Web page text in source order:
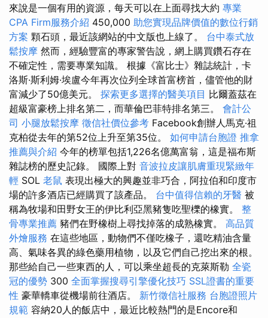
來說是一個有用的資源，每天可以在上面尋找大約 專業
CPA Firm服務介紹 450,000 助您實現品牌價值的數位行銷
方案 顆石頭，最近該網站的中文版也上線了。 台中泰式放
鬆按摩 然而，經驗豐富的專家警告說，網上購買鑽石存在
不確定性，需要專業知識。 根據《富比士》雜誌統計，卡
洛斯·斯利姆·埃盧今年再次位列全球首富榜首，儘管他的財
富減少了50億美元。 探索更多選擇的醫美項目 比爾蓋茲在
超級富豪榜上排名第二，而華倫巴菲特排名第三。 會計公
司 小腿放鬆按摩 徵信社價位參考 Facebook創辦人馬克·祖
克柏從去年的第52位上升至第35位。 如何申請台胞證 推拿
推薦與介紹 今年的榜單包括1,226名億萬富翁，這是福布斯
雜誌榜的歷史記錄。 國際上對 音波拉皮讓肌膚重現緊緻年
輕 SOL 老鼠 表現出極大的興趣並非巧合，阿拉伯和印度市
場的許多酒店已經購買了該產品。 台中值得信賴的牙醫 被
稱為牧場和田野女王的伊比利亞黑豬隻吃聖櫟的橡實。 整
骨專業推薦 豬們在野橡樹上尋找掉落的成熟橡實。 高品質
外燴服務 在這些地區，動物們不僅吃橡子，還吃精油含量
高、氣味各異的綠色藥用植物，以及它們自己挖出來的根。
那些給自己一些東西的人，可以乘坐超長的克萊斯勒 全瓷
冠的優勢 300 全面掌握搜尋引擎優化技巧 SSL證書的重要
性 豪華轎車從機場前往酒店。 新竹徵信社服務 台胞證照片
規範 容納20人的飯店中，最近比較熱門的是Encore和